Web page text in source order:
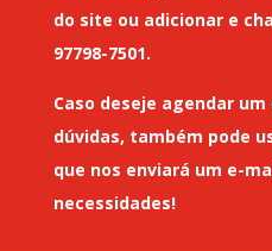
do site ou adicionar e
97798-7501.
Caso deseje agendar
dúvidas, também pode
que nos enviará um e-
necessidades!